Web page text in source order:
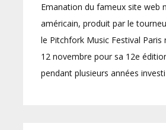
Emanation du fameux site web
américain, produit par le
le Pitchfork Music Festival Paris
12 novembre pour sa 12e
pendant plusieurs années